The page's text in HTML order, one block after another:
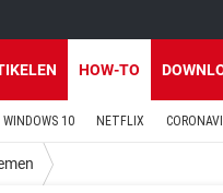
HOW-TO
WINDOWS 10 NETFLIX